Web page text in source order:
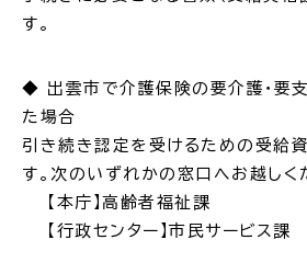
す。
◆ 出雲市で介護保険の要介護・要
た場合
引き続き認定を受けるための受給
す。次のいずれかの窓口へお越しく
【本庁】高齢者福祉課
【行政センター】市民サービス課